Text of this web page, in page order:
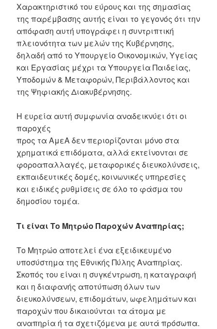
Χαρακτηριστικό του εύρους και της σημασίας
της παρέμβασης αυτής είναι το γεγονός ότι την
απόφαση αυτή υπογράφει η συντριπτική
πλειονότητα των μελών της Κυβέρνησης,
δηλαδή από το Υπουργείο Οικονομικών, Υγείας
και Εργασίας μέχρι τα Υπουργεία Παιδείας,
Υποδομών & Μεταφορών, Περιβάλλοντος και
της Ψηφιακής Διακυβέρνησης.
Η ευρεία αυτή συμφωνία αναδεικνύει ότι οι
παροχές
προς τα ΑμεΑ δεν περιορίζονται μόνο στα
χρηματικά επιδόματα, αλλά εκτείνονται σε
φοροαπαλλαγές, μεταφορικές διευκολύνσεις,
εκπαιδευτικές δομές, κοινωνικές υπηρεσίες
και ειδικές ρυθμίσεις σε όλο το φάσμα του
δημοσίου τομέα.
Τι είναι Το Μητρώο Παροχών Αναπηρίας;
Το Μητρώο αποτελεί ένα εξειδικευμένο
υποσύστημα της Εθνικής Πύλης Αναπηρίας.
Σκοπός του είναι η συγκέντρωση, η καταγραφή
και η διαφανής αποτύπωση όλων των
διευκολύνσεων, επιδομάτων, ωφελημάτων και
παροχών που δικαιούνται τα άτομα με
αναπηρία ή τα σχετιζόμενα με αυτά πρόσωπα.